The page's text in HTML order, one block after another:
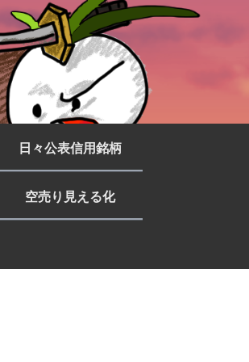
日々公表信用銘柄
空売り見える化